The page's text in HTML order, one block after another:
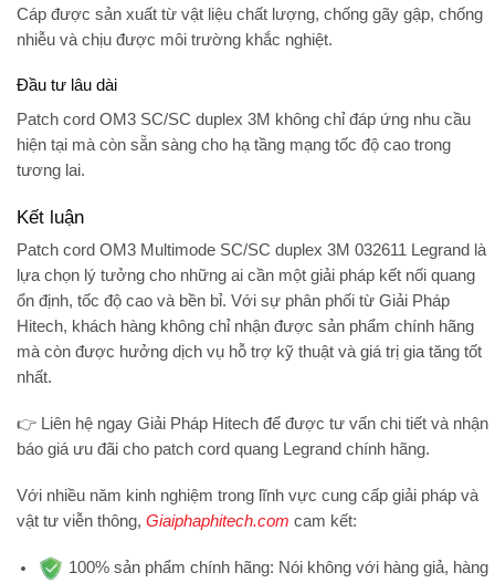
Cáp được sản xuất từ vật liệu chất lượng, chống gãy gập, chống
nhiễu và chịu được môi trường khắc nghiệt.
Đầu tư lâu dài
Patch cord OM3 SC/SC duplex 3M không chỉ đáp ứng nhu cầu
hiện tại mà còn sẵn sàng cho hạ tầng mạng tốc độ cao trong
tương lai.
Kết luận
Patch cord OM3 Multimode SC/SC duplex 3M 032611 Legrand là
lựa chọn lý tưởng cho những ai cần một giải pháp kết nối quang
ổn định, tốc độ cao và bền bỉ. Với sự phân phối từ Giải Pháp
Hitech, khách hàng không chỉ nhận được sản phẩm chính hãng
mà còn được hưởng dịch vụ hỗ trợ kỹ thuật và giá trị gia tăng tốt
nhất.
👉 Liên hệ ngay Giải Pháp Hitech để được tư vấn chi tiết và nhận
báo giá ưu đãi cho patch cord quang Legrand chính hãng.
Với nhiều năm kinh nghiệm trong lĩnh vực cung cấp giải pháp và
vật tư viễn thông, Giaiphaphitech.com cam kết:
100% sản phẩm chính hãng: Nói không với hàng giả, hàng